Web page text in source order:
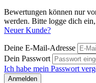
Bewertungen können nur
werden. Bitte logge dich
Neuer Kunde?
Deine E-Mail-Adresse
Dein Passwort
Ich habe mein Passwort
Anmelden